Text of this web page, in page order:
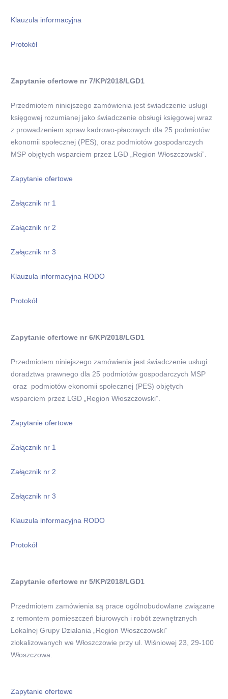
Klauzula informacyjna
Protokół
Zapytanie ofertowe nr 7/KP/2018/LGD1
Przedmiotem niniejszego zamówienia jest świadczenie usługi
księgowej rozumianej jako świadczenie obsługi księgowej wraz
z prowadzeniem spraw kadrowo-płacowych dla 25 podmiotów
ekonomii społecznej (PES), oraz podmiotów gospodarczych
MSP objętych wsparciem przez LGD „Region Włoszczowski”.
Zapytanie ofertowe
Załącznik nr 1
Załącznik nr 2
Załącznik nr 3
Klauzula informacyjna RODO
Protokół
Zapytanie ofertowe nr 6/KP/2018/LGD1
Przedmiotem niniejszego zamówienia jest świadczenie usługi
doradztwa prawnego dla 25 podmiotów gospodarczych MSP
oraz podmiotów ekonomii społecznej (PES) objętych
wsparciem przez LGD „Region Włoszczowski”.
Zapytanie ofertowe
Załącznik nr 1
Załącznik nr 2
Załącznik nr 3
Klauzula informacyjna RODO
Protokół
Zapytanie ofertowe nr 5/KP/2018/LGD1
Przedmiotem zamówienia są prace ogólnobudowlane związane
z remontem pomieszczeń biurowych i robót zewnętrznych
Lokalnej Grupy Działania „Region Włoszczowski”
zlokalizowanych we Włoszczowie przy ul. Wiśniowej 23, 29-100
Włoszczowa.
Zapytanie ofertowe